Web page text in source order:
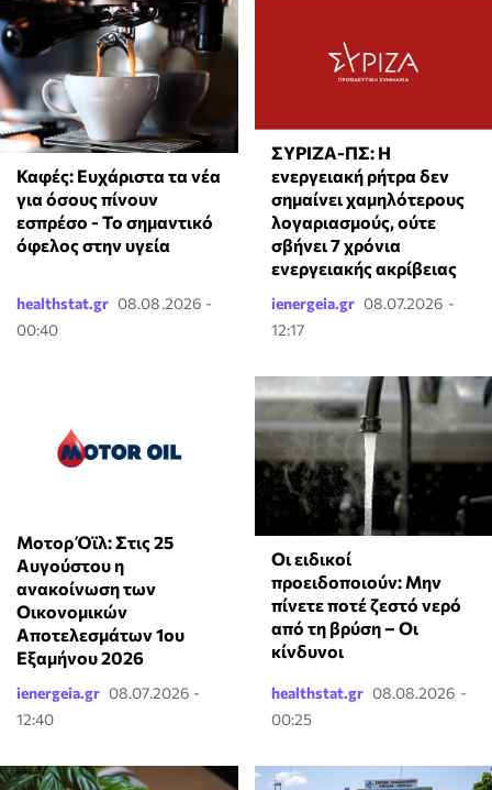
Καφές: Ευχάριστα τα νέα
για όσους πίνουν
εσπρέσο - Το σημαντικό
όφελος στην υγεία
healthstat.gr 08.08.2026 -
00:40
ΣΥΡΙΖΑ-ΠΣ: Η
ενεργειακή ρήτρα δεν
σημαίνει χαμηλότερους
λογαριασμούς, ούτε
σβήνει 7 χρόνια
ενεργειακής ακρίβειας
ienergeia.gr 08.07.2026 -
12:17
Μοτορ Όϊλ: Στις 25
Αυγούστου η
ανακοίνωση των
Οικονομικών
Αποτελεσμάτων 1ου
Εξαμήνου 2026
ienergeia.gr 08.07.2026 -
12:40
Οι ειδικοί
προειδοποιούν: Μην
πίνετε ποτέ ζεστό νερό
από τη βρύση – Οι
κίνδυνοι
healthstat.gr 08.08.2026 -
00:25